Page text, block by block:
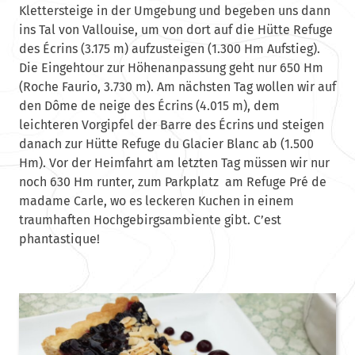
Klettersteige in der Umgebung und begeben uns dann
ins Tal von Vallouise, um von dort auf die Hütte Refuge
des Écrins (3.175 m) aufzusteigen (1.300 Hm Aufstieg).
Die Eingehtour zur Höhenanpassung geht nur 650 Hm
(Roche Faurio, 3.730 m). Am nächsten Tag wollen wir auf
den Dôme de neige des Écrins (4.015 m), dem
leichteren Vorgipfel der Barre des Écrins und steigen
danach zur Hütte Refuge du Glacier Blanc ab (1.500
Hm). Vor der Heimfahrt am letzten Tag müssen wir nur
noch 630 Hm runter, zum Parkplatz am Refuge Pré de
madame Carle, wo es leckeren Kuchen in einem
traumhaften Hochgebirgsambiente gibt. C’est
phantastique!